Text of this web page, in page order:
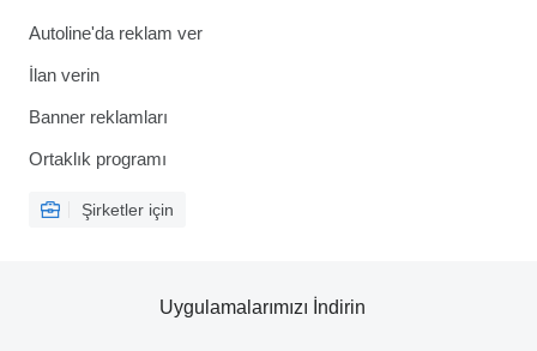
Autoline'da reklam ver
İlan verin
Banner reklamları
Ortaklık programı
Şirketler için
Uygulamalarımızı İndirin